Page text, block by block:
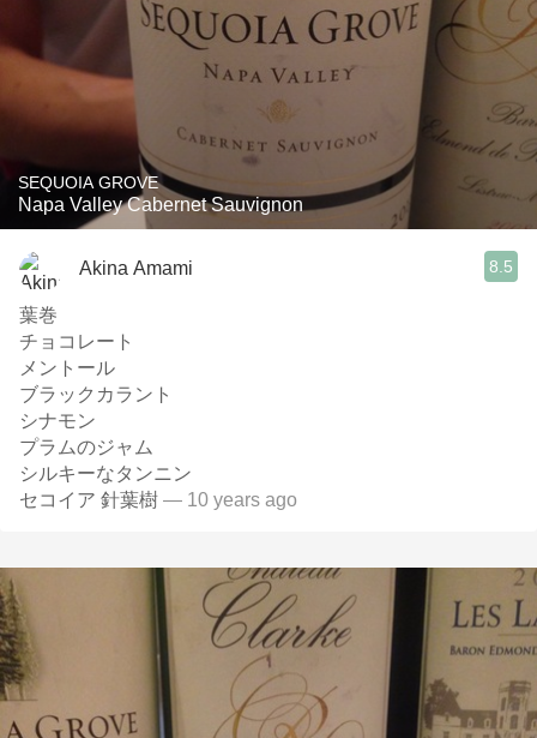
SEQUOIA GROVE
Napa Valley Cabernet Sauvignon
Akina Amami 8.5
葉巻
チョコレート
メントール
ブラックカラント
シナモン
プラムのジャム
シルキーなタンニン
セコイア 針葉樹 — 10 years ago